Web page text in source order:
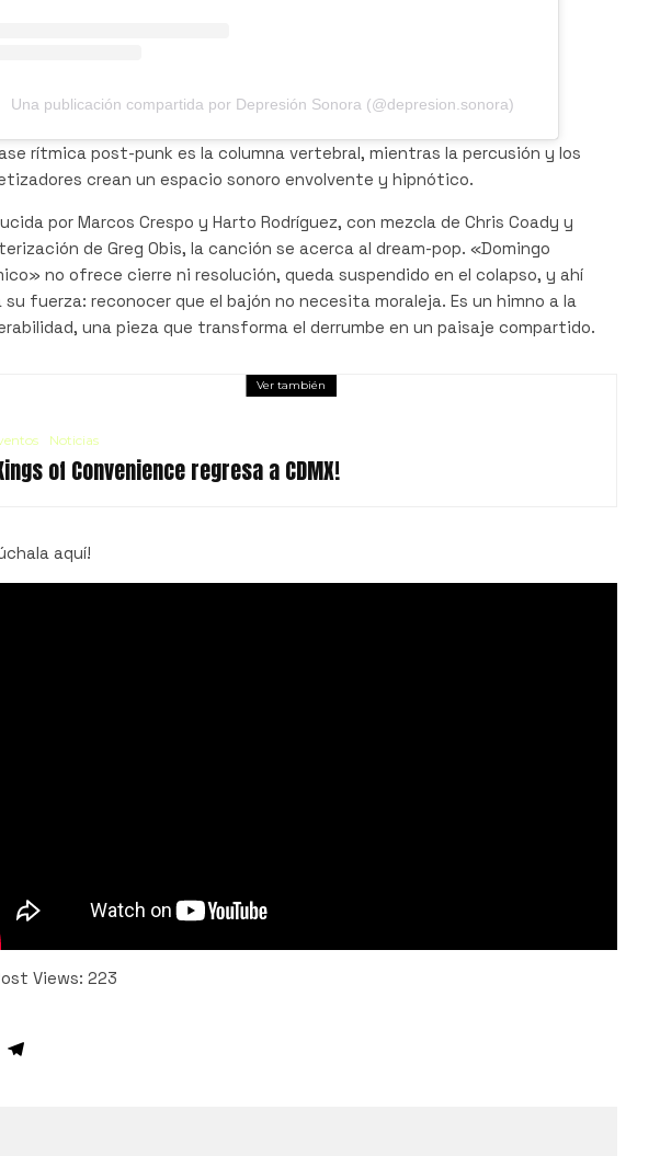
Una publicación compartida por Depresión Sonora (@depresion.sonora)
rítmica post-punk es la columna vertebral, mientras la percusión y los
crean un espacio sonoro envolvente y hipnótico.
por Marcos Crespo y Harto Rodríguez, con mezcla de Chris Coady y
de Greg Obis, la canción se acerca al dream-pop. «Domingo
no ofrece cierre ni resolución, queda suspendido en el colapso, y ahí
fuerza: reconocer que el bajón no necesita moraleja. Es un himno a la
una pieza que transforma el derrumbe en un paisaje compartido.
Ver también
Noticias
of Convenience regresa a CDMX!
aquí!
Views: 223